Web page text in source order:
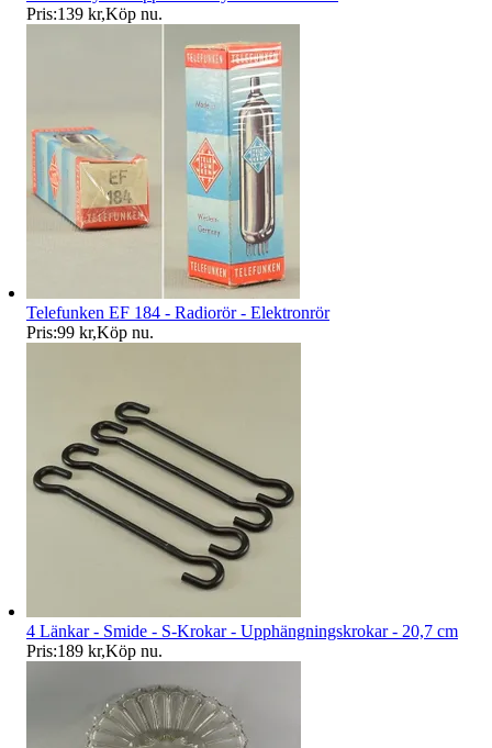
Pris:139 kr,Köp nu.
Telefunken EF 184 - Radiorör - Elektronrör
Pris:99 kr,Köp nu.
4 Länkar - Smide - S-Krokar - Upphängningskrokar - 20,7 cm
Pris:189 kr,Köp nu.